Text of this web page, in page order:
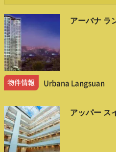
アーバナ ラ
物件情報 Urbana Langsuan
アッパー ス